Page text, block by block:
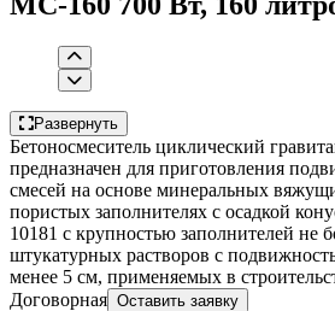
Развернуть
Бетоносмеситель циклический
предназначен для приготовления
смесей на основе минеральных
пористых заполнителях с осадкой
10181 с крупностью заполнителей не
штукатурных растворов с
менее 5 см, применяемых в
Договорная Оставить заявку